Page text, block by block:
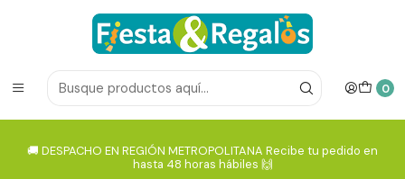
0
🚚 DESPACHO EN REGIÓN METROPOLITANA Recibe tu pedido en
hasta 48 horas hábiles 🙌